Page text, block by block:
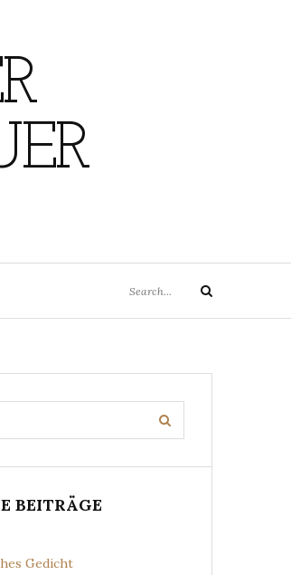
for:
Search
Search
BEITRÄGE
Gedicht